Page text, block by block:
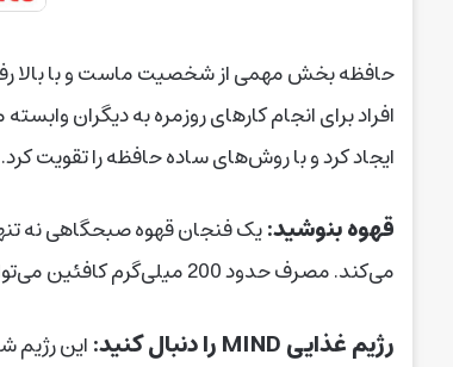
حافظه بخش مهمی از شخصیت ماست و با بالا
افراد برای انجام کارهای روزمره به دیگران
ایجاد کرد و با روش‌های ساده حافظه را تقویت کرد.
قهوه بنوشید:یک فنجان قهوه صبحگاهی نه
می‌کند. مصرف حدود 200 میلی‌گرم کافئین می‌تواند فراموشی را تا 30 درصد کاهش دهد.
رژیم غذایی MIND را دنبال کنید:
این رژیم